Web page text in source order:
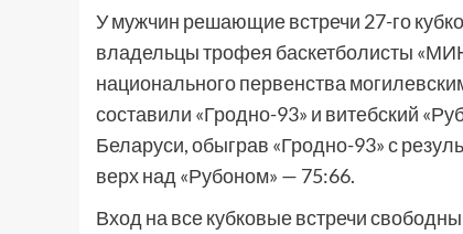
У мужчин решающие встречи 27-го
владельцы трофея баскетболисты
национального первенства
составили «Гродно-93» и витебский
Беларуси, обыграв «Гродно-93» с
верх над «Рубоном» — 75:66.
Вход на все кубковые встречи